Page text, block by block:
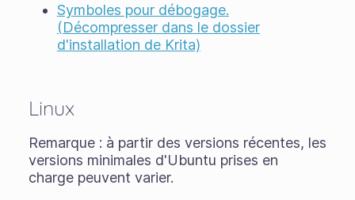
Symboles pour débogage.
(Décompresser dans le dossier
d'installation de Krita)
Linux
Remarque : à partir des versions récentes, les
versions minimales d'Ubuntu prises en
charge peuvent varier.